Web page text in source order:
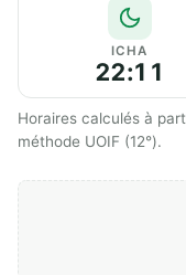
ICHA
22:11
Horaires calculés à
méthode UOIF (12°).